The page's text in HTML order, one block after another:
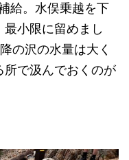
給。水俣乗越を下
小限に留めまし
の沢の水量は大く
で汲んでおくのが